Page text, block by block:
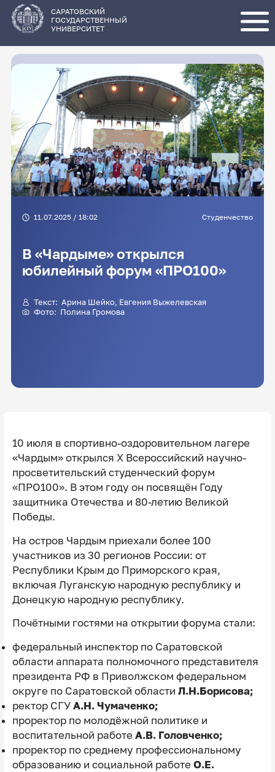
основному
содержанию
САРАТОВСКИЙ
ГОСУДАРСТВЕННЫЙ
УНИВЕРСИТЕТ
11.07.2025 / 18:02 Студенчество
В «Чардыме» открылся
юбилейный форум «ПРО100»
Текст: Арина Шейко, Евгения Выжелевская
Фото: Полина Громова
10 июля в спортивно-оздоровительном лагере
«Чардым» открылся X Всероссийский научно-
просветительский студенческий форум
«ПРО100». В этом году он посвящён Году
защитника Отечества и 80-летию Великой
Победы.
На остров Чардым приехали более 100
участников из 30 регионов России: от
Республики Крым до Приморского края,
включая Луганскую народную республику и
Донецкую народную республику.
Почётными гостями на открытии форума стали:
федеральный инспектор по Саратовской
области аппарата полномочного представителя
президента РФ в Приволжском федеральном
округе по Саратовской области Л.Н.Борисова;
ректор СГУ А.Н. Чумаченко;
проректор по молодёжной политике и
воспитательной работе А.В. Головченко;
проректор по среднему профессиональному
образованию и социальной работе О.Е.